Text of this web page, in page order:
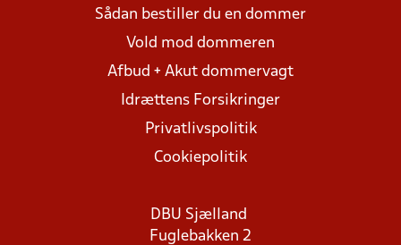
Sådan bestiller du en dommer
Vold mod dommeren
Afbud + Akut dommervagt
Idrættens Forsikringer
Privatlivspolitik
Cookiepolitik
DBU Sjælland
Fuglebakken 2